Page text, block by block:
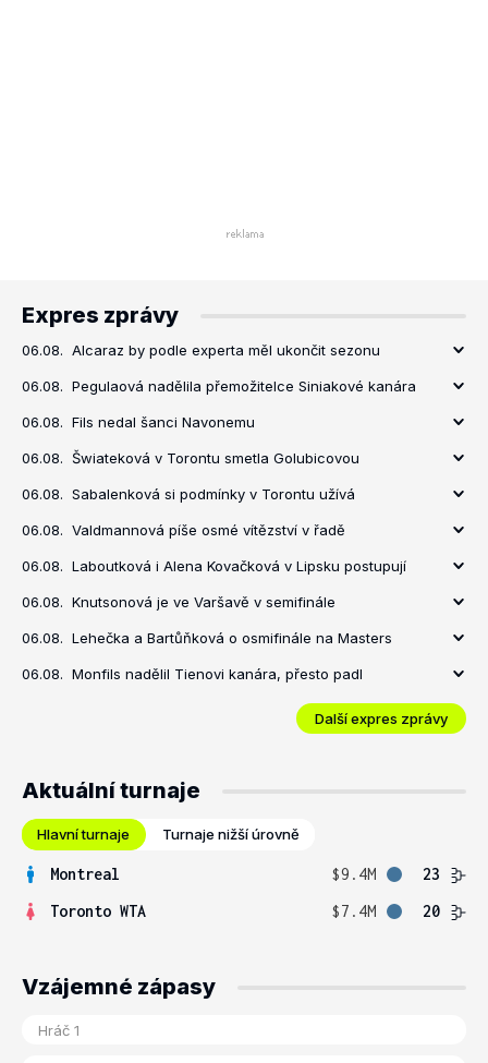
Expres zprávy
06.08. Alcaraz by podle experta měl ukončit sezonu
06.08. Pegulaová nadělila přemožitelce Siniakové kanára
06.08. Fils nedal šanci Navonemu
06.08. Šwiateková v Torontu smetla Golubicovou
06.08. Sabalenková si podmínky v Torontu užívá
06.08. Valdmannová píše osmé vítězství v řadě
06.08. Laboutková i Alena Kovačková v Lipsku postupují
06.08. Knutsonová je ve Varšavě v semifinále
06.08. Lehečka a Bartůňková o osmifinále na Masters
06.08. Monfils nadělil Tienovi kanára, přesto padl
Další expres zprávy
Aktuální turnaje
Hlavní turnaje Turnaje nižší úrovně
Montreal $9.4M
23
Toronto WTA
$7.4M 20
Vzájemné zápasy